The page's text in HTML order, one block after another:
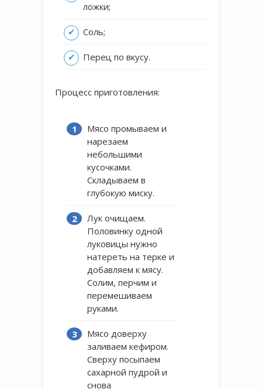
ложки;
Соль;
Перец по вкусу.
Процесс приготовления:
Мясо промываем и
нарезаем
небольшими
кусочками.
Складываем в
глубокую миску.
Лук очищаем.
Половинку одной
луковицы нужно
натереть на терке и
добавляем к мясу.
Солим, перчим и
перемешиваем
руками.
Мясо доверху
заливаем кефиром.
Сверху посыпаем
сахарной пудрой и
снова